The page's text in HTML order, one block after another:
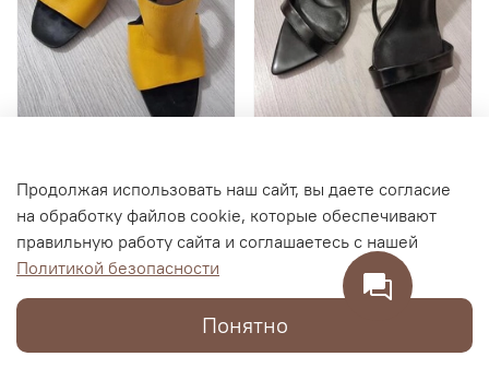
Женские босоножки
ZARA WOMAN, размер 35
4 500 RUB
Женские туфли TONY
BIANCO на шпильке,
размер 38
19 000 RUB
2 100 RUB
Продолжая использовать наш сайт, вы даете согласие
на обработку файлов cookie, которые обеспечивают
правильную работу сайта и соглашаетесь с нашей
Политикой безопасности
Понятно